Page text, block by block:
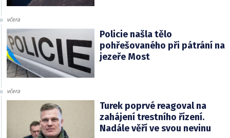
včera
Policie našla tělo
pohřešovaného při pátrání na
jezeře Most
včera
Turek poprvé reagoval na
zahájení trestního řízení.
Nadále věří ve svou nevinu